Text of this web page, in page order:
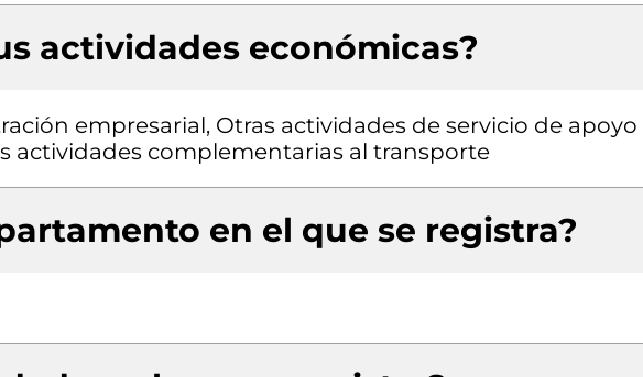
actividades económicas?
empresarial, Otras actividades de servicio de apoyo
actividades complementarias al transporte
en el que se registra?